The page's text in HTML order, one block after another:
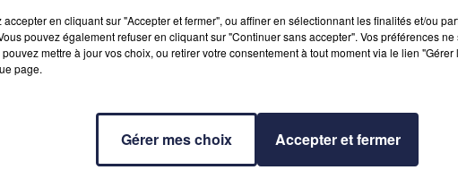
respect de l'environnement : parmi les dizaines de milliers de lieux où
Blanc!
à pied- qui se mobilise et qui propose, à l'occasion de sa vadrouille
: le rendez-vous est fixé à tous les volontaires à 9h30 sur la
lui
un gilet fluorescent pour assurer sa sécuritésur l'itinéraire. Fin de
accepter en cliquant sur "Accepter et fermer", ou affiner en sélectionnant les finalités et/ou
pouvez également refuser en cliquant sur "Continuer sans accepter". Vos préférences
pouvez mettre à jour vos choix, ou retirer votre consentement à tout moment via le lien
page.
Gérer mes choix Accepter et fermer